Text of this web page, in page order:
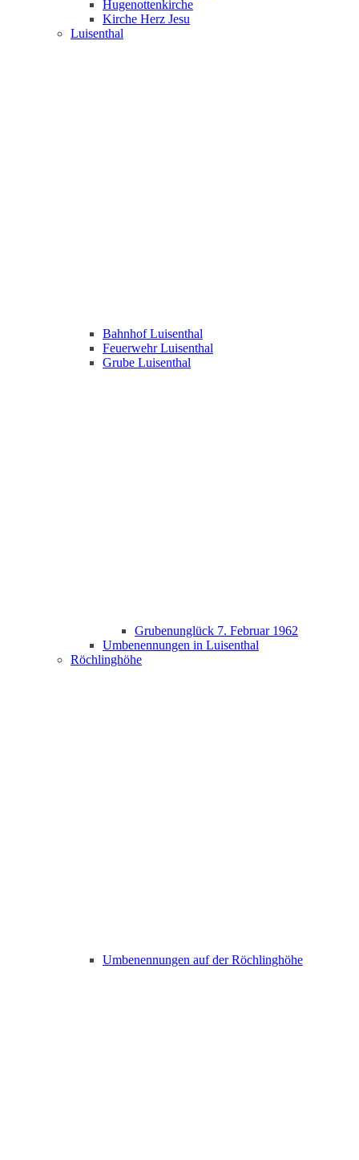
Hugenottenkirche
Kirche Herz Jesu
Luisenthal
Bahnhof Luisenthal
Feuerwehr Luisenthal
Grube Luisenthal
Grubenunglück 7. Februar 1962
Umbenennungen in Luisenthal
Röchlinghöhe
Umbenennungen auf der Röchlinghöhe